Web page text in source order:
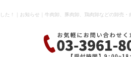
｜お知らせ｜牛肉卸、豚肉卸、鶏肉卸などの卸売・